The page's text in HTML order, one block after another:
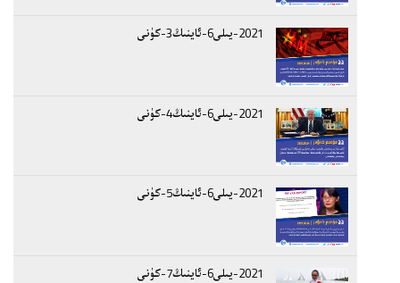
2021-يىلى6-ئاينىڭ3-كۈنى
2021-يىلى6-ئاينىڭ4-كۈنى
2021-يىلى6-ئاينىڭ5-كۈنى
2021-يىلى6-ئاينىڭ7-كۈنى